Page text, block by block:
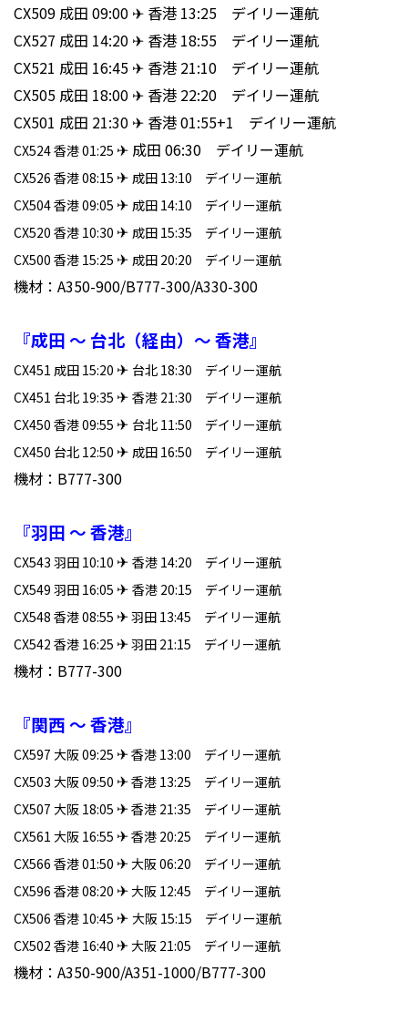
CX509 成田 09:00 ✈ 香港 13:25 デイリー運航
CX527 成田 14:20 ✈ 香港 18:55 デイリー運航
CX521 成田 16:45 ✈ 香港 21:10 デイリー運航
CX505 成田 18:00 ✈ 香港 22:20 デイリー運航
CX501 成田 21:30 ✈ 香港 01:55+1 デイリー運航
CX524 香港 01:25 ✈ 成田 06:30 デイリー運航
CX526 香港 08:15 ✈ 成田 13:10 デイリー運航
CX504 香港 09:05 ✈ 成田 14:10 デイリー運航
CX520 香港 10:30 ✈ 成田 15:35 デイリー運航
CX500 香港 15:25 ✈ 成田 20:20 デイリー運航
機材：A350-900/B777-300/A330-300
『成田 ～ 台北（経由）～ 香港』
CX451 成田 15:20 ✈ 台北 18:30 デイリー運航
CX451 台北 19:35 ✈ 香港 21:30 デイリー運航
CX450 香港 09:55 ✈ 台北 11:50 デイリー運航
CX450 台北 12:50 ✈ 成田 16:50 デイリー運航
機材：B777-300
『羽田 ～ 香港』
CX543 羽田 10:10 ✈ 香港 14:20 デイリー運航
CX549 羽田 16:05 ✈ 香港 20:15 デイリー運航
CX548 香港 08:55 ✈羽田 13:45 デイリー運航
CX542 香港 16:25 ✈羽田 21:15 デイリー運航
機材：B777-300
『関西 ～ 香港』
CX597 大阪 09:25 ✈香港 13:00 デイリー運航
CX503 大阪 09:50 ✈香港 13:25 デイリー運航
CX507 大阪 18:05 ✈香港 21:35 デイリー運航
CX561 大阪 16:55 ✈香港 20:25 デイリー運航
CX566 香港 01:50 ✈大阪 06:20 デイリー運航
CX596 香港 08:20 ✈大阪 12:45 デイリー運航
CX506 香港 10:45 ✈ 大阪 15:15 デイリー運航
CX502 香港 16:40 ✈大阪 21:05 デイリー運航
機材：A350-900/A351-1000/B777-300